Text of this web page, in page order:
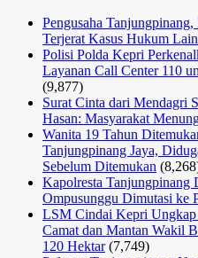
Pengusaha
Terjerat Kasus Hukum
Polisi Polda Kepri
Layanan Call Center 110
(9,877)
Surat Cinta dari Mendagri
Hasan: Masyarakat
Wanita 19 Tahun
Tanjungpinang Jaya,
Sebelum Ditemukan
Kapolresta Tanjungpinang
Ompusunggu Dimutasi ke
LSM Cindai Kepri Ungkap
Camat dan Mantan Wakil
120 Hektar (7,749)